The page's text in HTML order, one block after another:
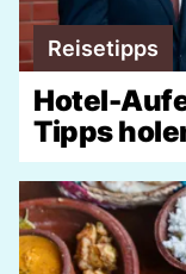
Reisetipps
Hotel-
Tipps